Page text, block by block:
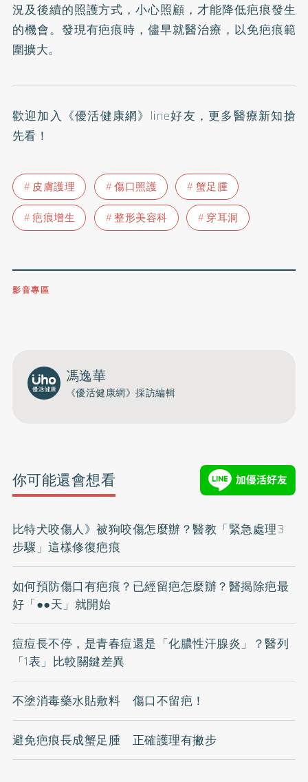
況及後續的照護方式，小心照顧，才能降低疤痕發生
的機會。發現有疤痕時，儘早就醫治療，以免疤痕範
圍擴大。
歡迎加入 《優活健康網》line好友 ，更多醫療新知搶
先看！
皮膚護理 傷口照護
蟹足腫
疤痕增生
整形美容科 穿耳洞
影音專區
馮逸華
《優活健康網》採訪編輯
你可能還會想看
比特犬咬傷人》被狗咬傷怎麼辦？醫教「緊急處理3
步驟」這樣修復疤痕
如何預防傷口有疤痕？已經留疤怎麼辦？醫揭除疤最
好「●●天」就開始
痘痘長不停，是青春痘還是「化膿性汗腺炎」？醫列
「1表」比較關鍵差異
不塗消毒藥水貼敷料 傷口不留疤！
避免疤痕長成蟹足腫 正確護理有撇步